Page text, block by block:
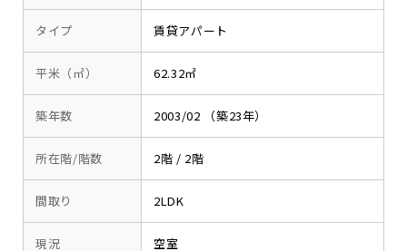
タイプ 賃貸アパート
平米（㎡） 62.32㎡
築年数 2003/02 （築23年）
所在階/階数 2階 / 2階
間取り 2LDK
現況 空室